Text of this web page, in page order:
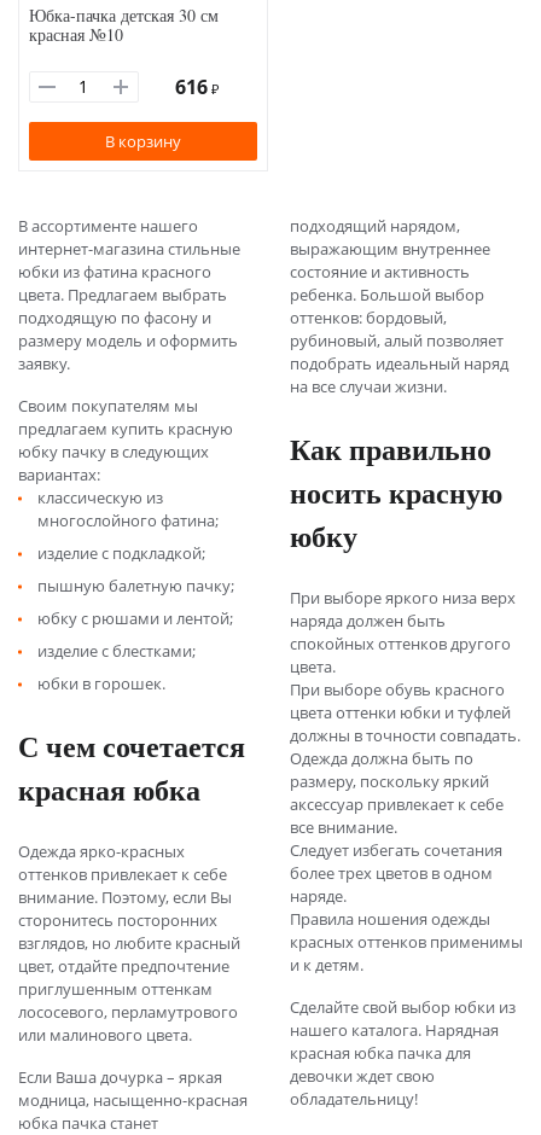
Юбка-пачка детская 30 см
красная №10
616 ₽
В корзину
В ассортименте нашего
интернет-магазина стильные
юбки из фатина красного
цвета. Предлагаем выбрать
подходящую по фасону и
размеру модель и оформить
заявку.
Своим покупателям мы
предлагаем купить красную
юбку пачку в следующих
вариантах:
классическую из
многослойного фатина;
изделие с подкладкой;
пышную балетную пачку;
юбку с рюшами и лентой;
изделие с блестками;
юбки в горошек.
С чем сочетается
красная юбка
Одежда ярко-красных
оттенков привлекает к себе
внимание. Поэтому, если Вы
сторонитесь посторонних
взглядов, но любите красный
цвет, отдайте предпочтение
приглушенным оттенкам
лососевого, перламутрового
или малинового цвета.
Если Ваша дочурка – яркая
модница, насыщенно-красная
юбка пачка станет
подходящий нарядом,
выражающим внутреннее
состояние и активность
ребенка. Большой выбор
оттенков: бордовый,
рубиновый, алый позволяет
подобрать идеальный наряд
на все случаи жизни.
Как правильно
носить красную
юбку
При выборе яркого низа верх
наряда должен быть
спокойных оттенков другого
цвета.
При выборе обувь красного
цвета оттенки юбки и туфлей
должны в точности совпадать.
Одежда должна быть по
размеру, поскольку яркий
аксессуар привлекает к себе
все внимание.
Следует избегать сочетания
более трех цветов в одном
наряде.
Правила ношения одежды
красных оттенков применимы
и к детям.
Сделайте свой выбор юбки из
нашего каталога. Нарядная
красная юбка пачка для
девочки ждет свою
обладательницу!